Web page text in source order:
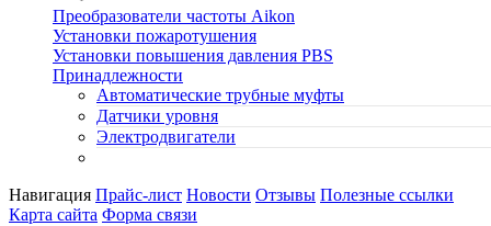
Преобразователи частоты Aikon
Установки пожаротушения
Установки повышения давления PBS
Принадлежности
Автоматические трубные муфты
Датчики уровня
Электродвигатели
Навигация Прайс-лист Новости Отзывы Полезные ссылки
Карта сайта Форма связи